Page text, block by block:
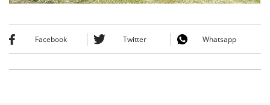
Facebook Twitter Whatsapp